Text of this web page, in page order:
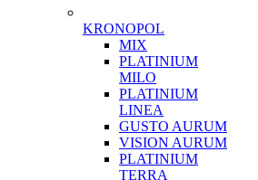
KRONOPOL
MIX
PLATINIUM
MILO
PLATINIUM
LINEA
GUSTO AURUM
VISION AURUM
PLATINIUM
TERRA